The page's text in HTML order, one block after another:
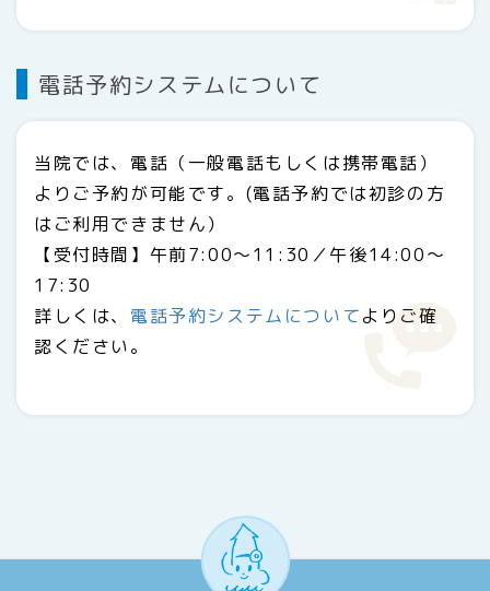
電話予約システムについて
当院では、電話（一般電話もしくは携帯電話）
よりご予約が可能です。(電話予約では初診の方
はご利用できません）
【受付時間】午前7:00～11:30／午後14:00～
17:30
詳しくは、 電話予約システムについてよりご確
認ください。